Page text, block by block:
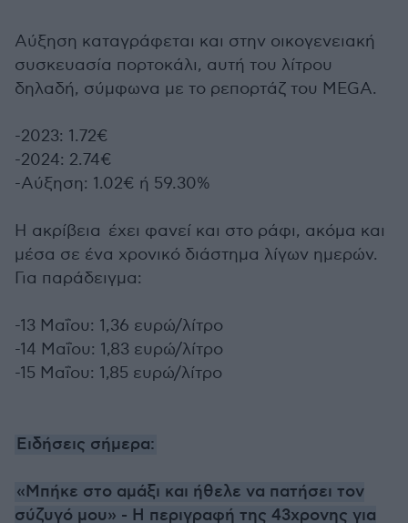
Αύξηση καταγράφεται και στην οικογενειακή
συσκευασία πορτοκάλι, αυτή του λίτρου
δηλαδή, σύμφωνα με το ρεπορτάζ του MEGA.
-2023: 1.72€
-2024: 2.74€
-Αύξηση: 1.02€ ή 59.30%
Η ακρίβεια έχει φανεί και στο ράφι, ακόμα και
μέσα σε ένα χρονικό διάστημα λίγων ημερών.
Για παράδειγμα:
-13 Μαΐου: 1,36 ευρώ/λίτρο
-14 Μαΐου: 1,83 ευρώ/λίτρο
-15 Μαΐου: 1,85 ευρώ/λίτρο
Ειδήσεις σήμερα:
«Μπήκε στο αμάξι και ήθελε να πατήσει τον
σύζυγό μου» - Η περιγραφή της 43χρονης για